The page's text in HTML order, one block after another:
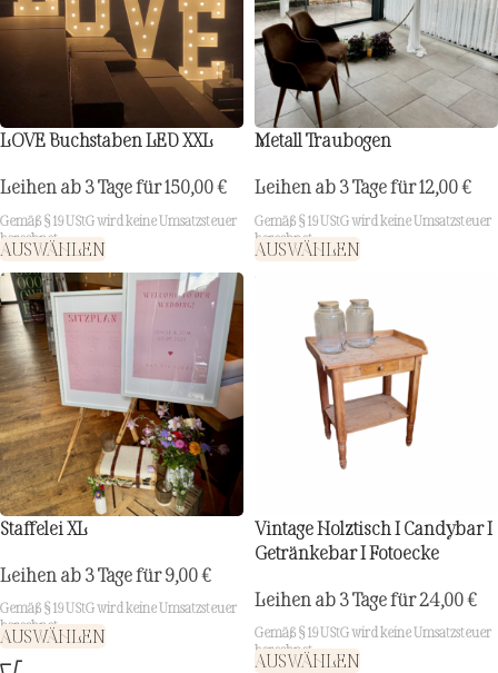
LOVE Buchstaben LED XXL
Leihen ab 3 Tage für150,00€
Gemäß § 19 UStG wird keine Umsatzsteuer
berechnet.
AUSWÄHLEN
Metall Traubogen
Leihen ab 3 Tage für12,00€
Gemäß § 19 UStG wird keine Umsatzsteuer
berechnet.
AUSWÄHLEN
Staffelei XL
Leihen ab 3 Tage für9,00€
Gemäß § 19 UStG wird keine Umsatzsteuer
berechnet.
AUSWÄHLEN
Vintage Holztisch I Candybar I
Getränkebar I Fotoecke
Leihen ab 3 Tage für24,00€
Gemäß § 19 UStG wird keine Umsatzsteuer
berechnet.
AUSWÄHLEN